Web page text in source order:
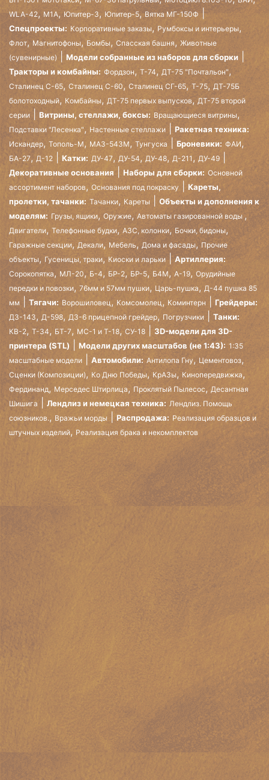
WLA-42, М1А, Юпитер-3, Юпитер-5, Вятка МГ-150Ф
Спецпроекты: Корпоративные заказы, Румбоксы и интерьеры,
Флот, Магнитофоны, Бомбы, Спасская башня, Животные
(сувенирные)
Модели собранные из наборов для сборки
Тракторы и комбайны: Фордзон, Т-74, ДТ-75 "Почтальон",
Сталинец С-65, Сталинец С-60, Сталинец СГ-65,Т-75,ДТ-75Б
болотоходный, Комбайны, ДТ-75 первых выпусков,ДТ-75 второй
серии
Витрины, стеллажи, боксы: Вращающиеся витрины,
Подставки "Лесенка", Настенные стеллажи Ракетная техника:
Искандер, Тополь-М, МАЗ-543М, Тунгуска Броневики: ФАИ,
БА-27, Д-12 Катки: ДУ-47, ДУ-54, ДУ-48, Д-211 , ДУ-49
Декоративные основания Наборы для сборки: Основной
ассортимент наборов, Основания под покраску
Кареты,
пролетки, тачанки: Тачанки, Кареты
Объекты и дополнения к
моделям: Грузы, ящики, Оружие, Автоматы газированной воды,
Двигатели, Телефонные будки, АЗС, колонки, Бочки, бидоны,
Гаражные секции, Декали, Мебель, Дома и фасады, Прочие
объекты, Гусеницы, траки, Киоски и ларьки Артиллерия:
Сорокопятка, МЛ-20, Б-4, БР-2, БР-5, Б4М, А-19, Орудийные
передки и повозки, 76мм и 57мм пушки, Царь-пушка, Д-44 пушка 85
мм
Тягачи: Ворошиловец, Комсомолец , Коминтерн Грейдеры:
ДЗ-143, Д-598, ДЗ-6 прицепной грейдер, Погрузчики Танки:
КВ-2, Т-34, БТ-7, МС-1 и Т-18, СУ-18
3D-модели для 3D-
принтера (STL)
Модели других масштабов (не 1:43): 1:35
масштабные модели
Автомобили: Антилопа Гну, Цементовоз,
Сценки (Композиции), Ко Дню Победы, КрАЗы, Кинопередвижка,
Фердинанд, Мерседес Штирлица, Проклятый Пылесос, Десантная
Шишига
Лендлиз и немецкая техника: Лендлиз. Помощь
союзников., Вражьи морды Распродажа: Реализация образцов и
штучных изделий, Реализация брака и некомплектов